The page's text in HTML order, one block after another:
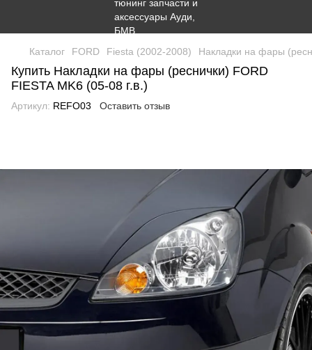
Каталог FORD Fiesta (2002-2008) Накладки на фары
Купить Накладки на фары (реснички) FORD
FIESTA MK6 (05-08 г.в.)
Артикул: REFO03 Оставить отзыв